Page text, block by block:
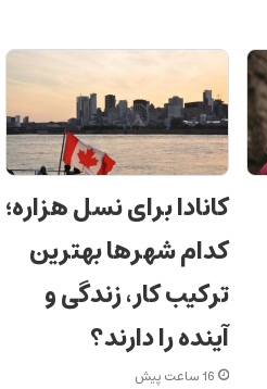
کانادا برای نسل هزاره‌؛
کدام شهرها بهترین
ترکیب کار، زندگی و
آینده را دارند؟
16 ساعت پیش